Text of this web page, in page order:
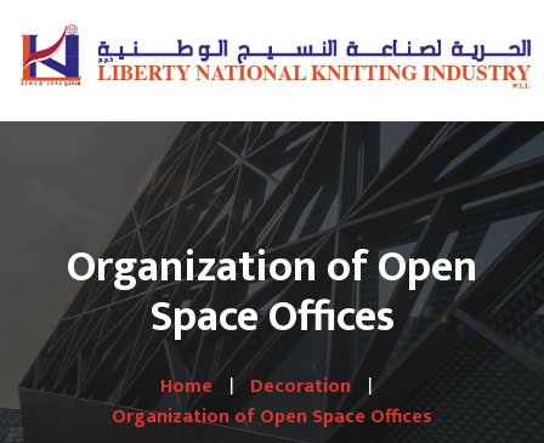
Organization of Open
Space Offices
Home
Decoration
Organization of Open Space Offices